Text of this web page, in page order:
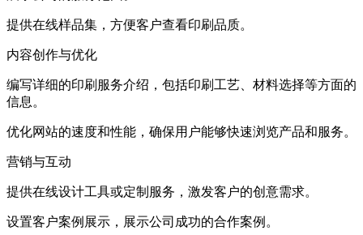
提供在线样品集，方便客户查看印刷品质。
内容创作与优化
编写详细的印刷服务介绍，包括印刷工艺、材料选择等方面的
信息。
优化网站的速度和性能，确保用户能够快速浏览产品和服务。
营销与互动
提供在线设计工具或定制服务，激发客户的创意需求。
设置客户案例展示，展示公司成功的合作案例。